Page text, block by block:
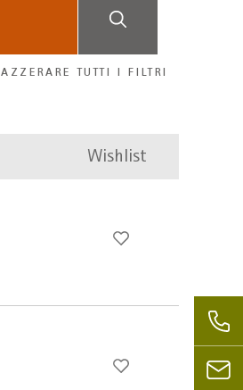
AZZERARE TUTTI I FILTRI
Wishlist